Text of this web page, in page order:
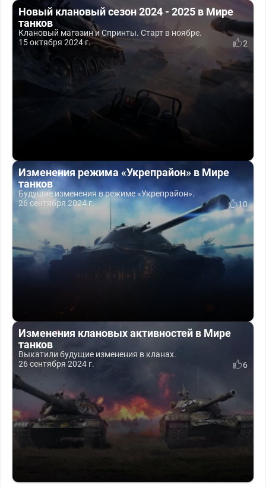
Новый клановый сезон 2024 - 2025 в Мире
танков
Клановый магазин и Спринты. Старт в ноябре.
15 октября 2024 г.
2
Изменения режима «Укрепрайон» в Мире
танков
Будущие изменения в режиме «Укрепрайон».
26 сентября 2024 г.
10
Изменения клановых активностей в Мире
танков
Выкатили будущие изменения в кланах.
26 сентября 2024 г.
6